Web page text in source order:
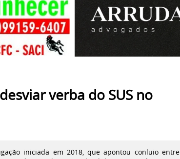
verba do SUS no
iniciada em 2018, que apontou conluio entre